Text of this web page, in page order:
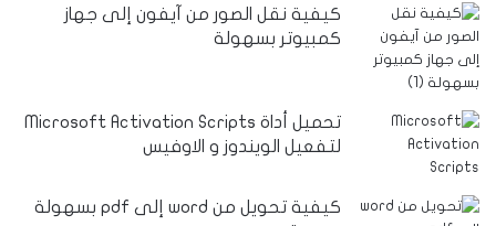
كيفية نقل الصور من آيفون إلى جهاز
كمبيوتر بسهولة
تحميل أداة Microsoft Activation Scripts
لتفعيل الويندوز و الاوفيس
كيفية تحويل من word إلى pdf بسهولة